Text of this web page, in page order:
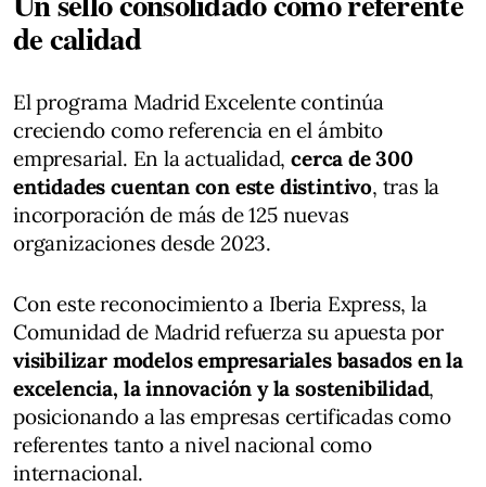
de calidad
El programa Madrid Excelente continúa
creciendo como referencia en el ámbito
empresarial. En la actualidad,cerca de 300
entidades cuentan con este distintivo, tras la
incorporación de más de 125 nuevas
organizaciones desde 2023.
Con este reconocimiento a Iberia Express, la
Comunidad de Madrid refuerza su apuesta por
visibilizar modelos empresariales basados en la
excelencia, la innovación y la sostenibilidad,
posicionando a las empresas certificadas como
referentes tanto a nivel nacional como
internacional.